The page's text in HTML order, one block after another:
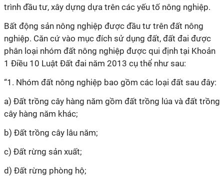
trình đầu tư, xây dựng dựa trên các yếu tố nông nghiệp.
Bất động sản nông nghiệp được đầu tư trên đất nông
nghiệp. Căn cứ vào mục đích sử dụng đất, đất đai được
phân loại nhóm đất nông nghiệp được qui định tại Khoản
1 Điều 10 Luật Đất đai năm 2013 cụ thể như sau:
“1. Nhóm đất nông nghiệp bao gồm các loại đất sau đây:
a) Đất trồng cây hàng năm gồm đất trồng lúa và đất trồng
cây hàng năm khác;
b) Đất trồng cây lâu năm;
c) Đất rừng sản xuất;
d) Đất rừng phòng hộ;